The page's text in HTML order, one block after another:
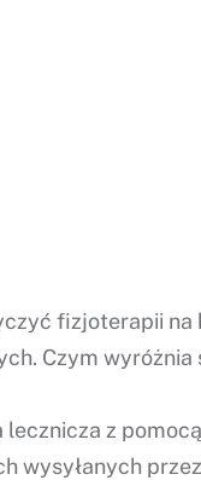
fizjoterapii
Czym wyróżnia
z
wysyłanych